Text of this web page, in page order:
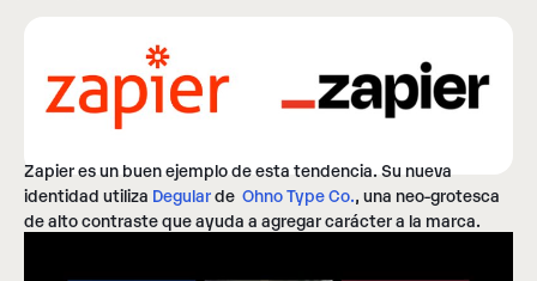
Zapier es un buen ejemplo de esta tendencia. Su nueva
identidad utiliza Degularde Ohno Type Co. , una neo-grotesca
de alto contraste que ayuda a agregar carácter a la marca.